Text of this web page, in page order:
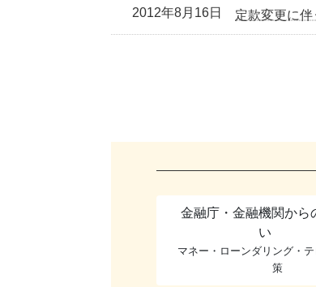
2012年8月16日 定款変更に
の
金融庁・金融機関から
い
マネー・ローンダリング・
策